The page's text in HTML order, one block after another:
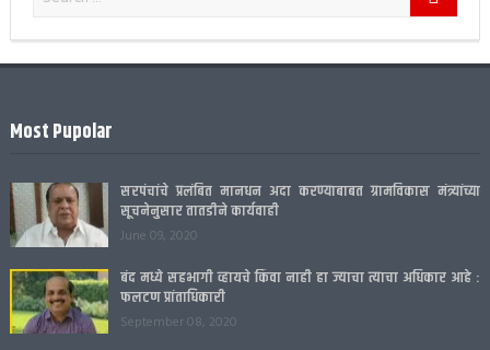
Most Pupolar
सरपंचांचे प्रलंबित मानधन अदा करण्याबाबत ग्रामविकास मंत्र्यांच्या
सूचनेनुसार तातडीने कार्यवाही
June 09, 2020
बंद मध्ये सहभागी व्हायचे किंवा नाही हा ज्याचा त्याचा अधिकार आहे :
फलटण प्रांताधिकारी
September 08, 2020